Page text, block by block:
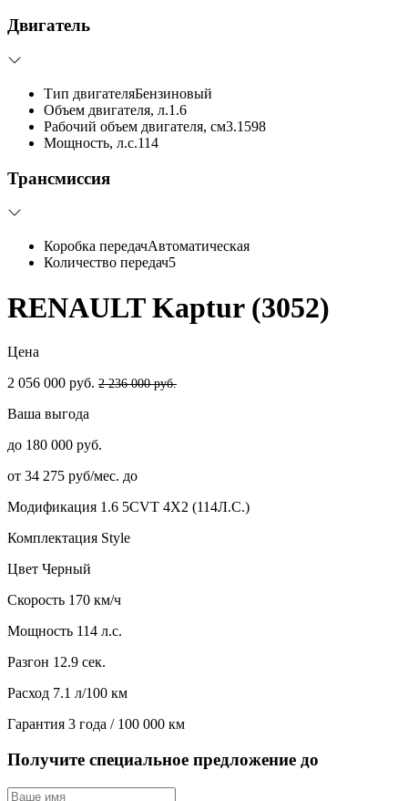
Двигатель
Тип двигателяБензиновый
Объем двигателя, л.1.6
Рабочий объем двигателя, см3.1598
Мощность, л.с.114
Трансмиссия
Коробка передачАвтоматическая
Количество передач5
RENAULT Kaptur (3052)
Цена
2 056 000 руб. 2 236 000 руб.
Ваша выгода
до 180 000 руб.
от 34 275 руб/мес. до
Модификация 1.6 5CVT 4X2 (114Л.С.)
Комплектация Style
Цвет Черный
Скорость 170 км/ч
Мощность 114 л.с.
Разгон 12.9 сек.
Расход 7.1 л/100 км
Гарантия 3 года / 100 000 км
Получите специальное предложение до